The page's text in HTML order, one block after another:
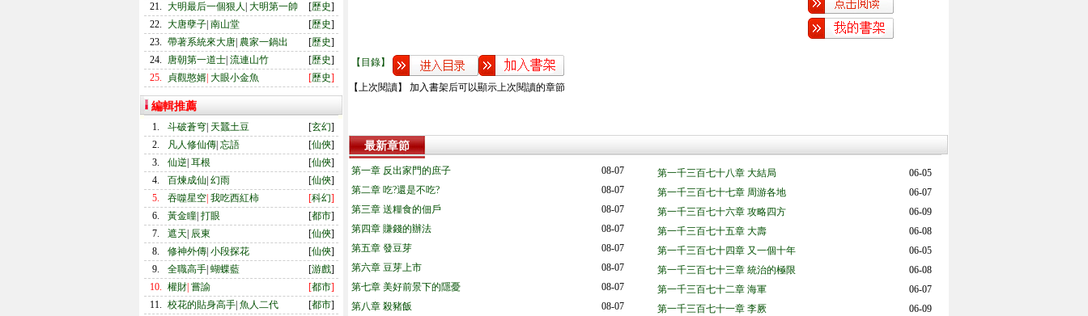
21. 大明最后一個狠人 大明第一帥 [歷史]
22. 大唐孽子 南山堂 [歷史]
23. 帶著系統來大唐 農家一鍋出 [歷史]
24.
唐朝第一道士 流連山竹 [歷史]
25.
貞觀憨婿 大眼小金魚 [歷史]
編輯推薦
1. 斗破蒼穹 天蠶土豆 [玄幻]
2.
凡人修仙傳 忘語 [仙俠]
3.
仙逆 耳根 [仙俠]
4.
百煉成仙 幻雨 [仙俠]
5.
吞噬星空 我吃西紅柿 [科幻]
6.
黃金瞳 打眼 [都市]
7.
遮天 辰東 [仙俠]
8.
修神外傳 小段探花 [仙俠]
9.
全職高手 蝴蝶藍 [游戲]
10. 權財 嘗諭 [都市]
11. 校花的貼身高手 魚人二代 [都市]
【目錄】
【上次閱讀】 加入書架后可以顯示上次閱讀的章節
最新章節
第一章 反出家門的庶子
08-07
第二章 吃?還是不吃?
08-07
第三章 送糧食的佃戶
08-07
第四章 賺錢的辦法
08-07
第五章 發豆芽
08-07
第六章 豆芽上市
08-07
第七章 美好前景下的隱憂
08-07
第八章 殺豬飯
08-07
第一千三百七十八章 大結局
06-05
第一千三百七十七章 周游各地
06-07
第一千三百七十六章 攻略四方
06-09
第一千三百七十五章 大壽
06-08
第一千三百七十四章 又一個十年
06-05
第一千三百七十三章 統治的極限
06-08
第一千三百七十二章 海軍
06-07
第一千三百七十一章 李厥
06-09